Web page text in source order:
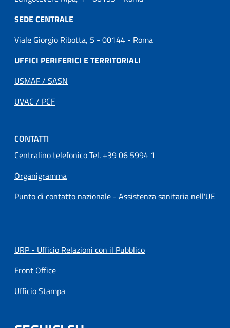
SEDE CENTRALE
Viale Giorgio Ribotta, 5 - 00144 - Roma
UFFICI PERIFERICI E TERRITORIALI
USMAF / SASN
UVAC / PCF
CONTATTI
Centralino telefonico Tel. +39 06 5994 1
Organigramma
Punto di contatto nazionale - Assistenza sanitaria nell'UE
URP - Ufficio Relazioni con il Pubblico
Front Office
Ufficio Stampa